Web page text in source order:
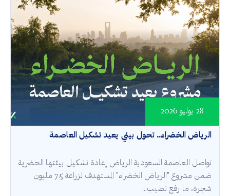
الرياض الخضراء.. تحول بيئي يعيد تشكيل العاصمة
28 يوليو 2026
تواصل العاصمة السعودية الرياض إعادة تشكيل بيئتها الحضرية
ضمن مشروع "الرياض الخضراء" المستهدف لزراعة 7.5 مليون
شجرة، ما رفع نصيب...